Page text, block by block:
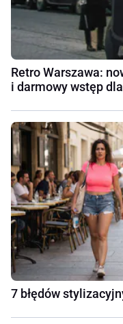
Retro Warszawa:
i darmowy wstęp
7 błędów